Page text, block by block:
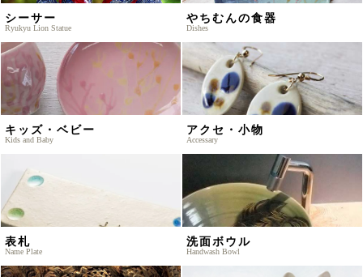
シーサー
Ryukyu Lion Statue
やちむんの食器
Dishes
キッズ・ベビー
Kids and Baby
アクセ・小物
Accessary
表札
Name Plate
洗面ボウル
Handwash Bowl